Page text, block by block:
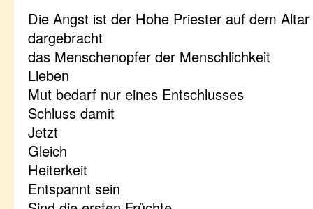
Die Angst ist der Hohe Priester auf dem
dargebracht
das Menschenopfer der Menschlichkeit
Lieben
Mut bedarf nur eines Entschlusses
Schluss damit
Jetzt
Gleich
Heiterkeit
Entspannt sein